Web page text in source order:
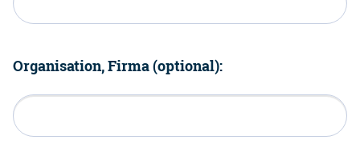
Organisation, Firma (optional):